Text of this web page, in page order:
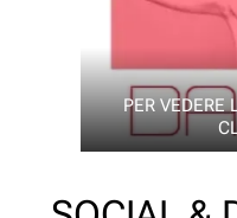
PER VEDERE